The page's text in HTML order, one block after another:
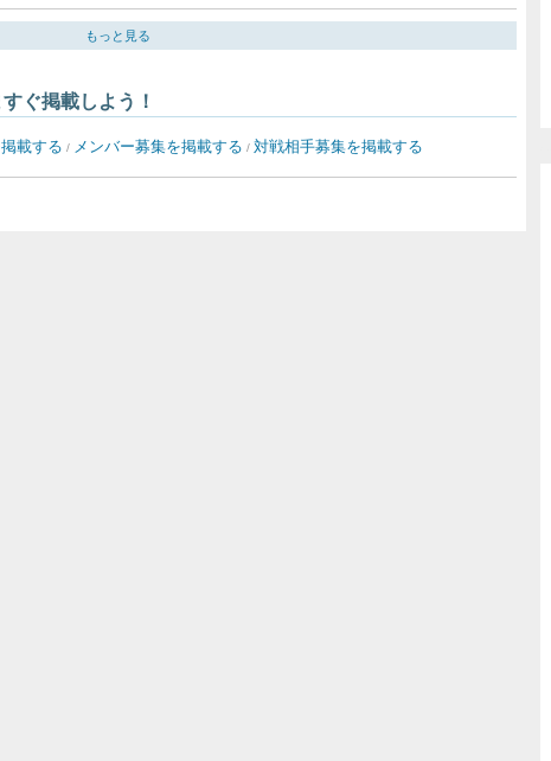
もっと見る
ぐ掲載しよう！
載する / メンバー募集を掲載する / 対戦相手募集を掲載する